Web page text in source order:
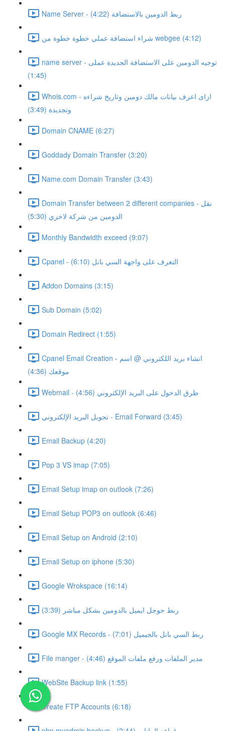
Name Server - ربط الدومين بالاستضافة (4:22)
شراء استضافة عملي خطوة خطوة من webgee (4:12)
name server - توجيه الدومين على الاستضافة الجديدة عملى
(1:45)
Whois.com - ازاى اعرف بيانات مالك دومين وتاريخ شراءه
وتجديدة (3:49)
Domain CNAME (6:27)
Goddady Domain Transfer (3:20)
Name.com Domain Transfer (3:43)
Domain Transfer between 2 different companies - نقل
الدومين من شركة لاخري (5:30)
Monthly Bandwidth exceed (9:07)
Cpanel - التعرف على واجهة السي بانل (6:10)
Addon Domains (3:15)
Sub Domain (5:02)
Domain Redirect (1:55)
Cpanel Email Creation - انشاء بريد اللكتروني @ اسم
موقعك (4:36)
Webmail - طرق الدخول على البريد الإلكتروني (4:56)
تحويل البريد الإلكتروني - Email Forward (3:45)
Email Backup (4:20)
Pop 3 VS imap (7:05)
Email Setup imap on outlook (7:26)
Email Setup POP3 on outlook (6:46)
Email Setup on Android (2:10)
Email Setup on iphone (5:30)
Google Wrokspace (16:14)
ربط جوجل ايميل بالدومين بشكل مباشر (3:39)
Google MX Records - ربط السي بانل بالجيميل (7:01)
File manger - مدير الملفات ورفع ملفات الموقع (4:46)
WebSite Backup link (1:55)
Create FTP Accounts (6:18)